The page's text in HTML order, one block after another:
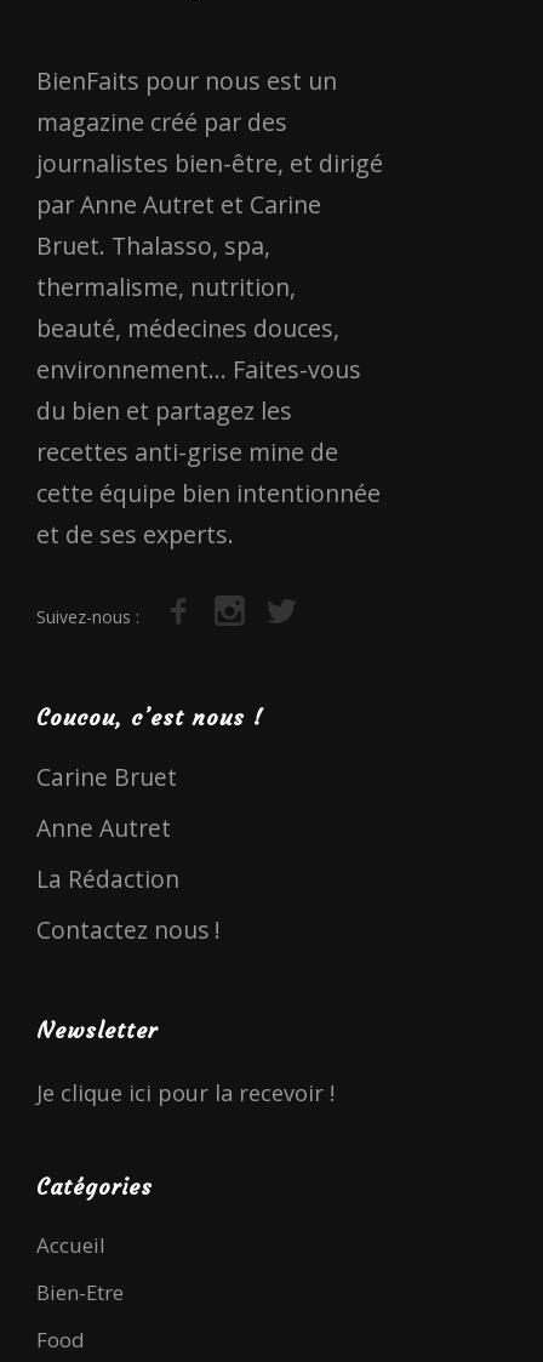
BienFaits pour nous est un
magazine créé par des
journalistes bien-être, et dirigé
par Anne Autret et Carine
Bruet. Thalasso, spa,
thermalisme, nutrition,
beauté, médecines douces,
environnement... Faites-vous
du bien et partagez les
recettes anti-grise mine de
cette équipe bien intentionnée
et de ses experts.
Suivez-nous :
Coucou, c’est nous !
Carine Bruet
Anne Autret
La Rédaction
Contactez nous !
Newsletter
Je clique ici pour la recevoir !
Catégories
Accueil
Bien-Etre
Food